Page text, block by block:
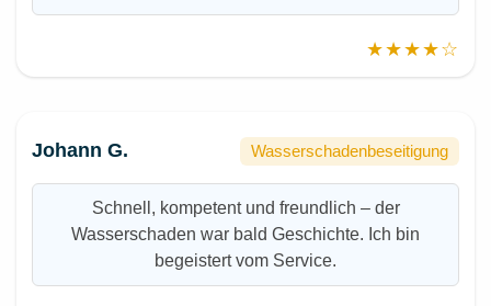
★★★★☆
Johann G. Wasserschadenbeseitigung
Schnell, kompetent und freundlich – der
Wasserschaden war bald Geschichte. Ich bin
begeistert vom Service.